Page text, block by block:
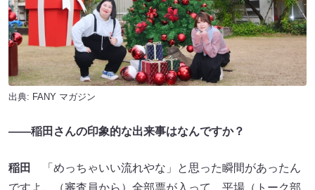
出典: FANY マガジン
――稲田さんの印象的な出来事はなんですか？
稲田
「めっちゃいい流れやな」と思った瞬間があったん
ですよ。（審査員から）全部票が入って、平場（トーク部